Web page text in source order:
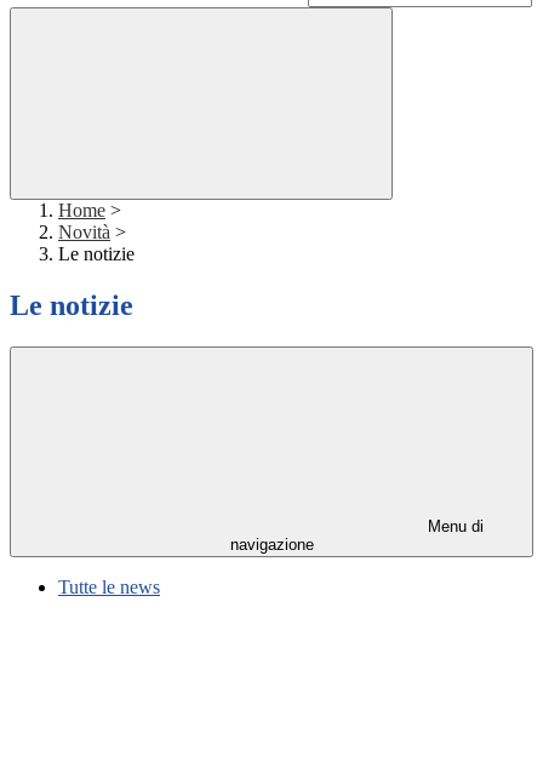
Home >
Novità >
Le notizie
Le notizie
Menu di
navigazione
Tutte le news